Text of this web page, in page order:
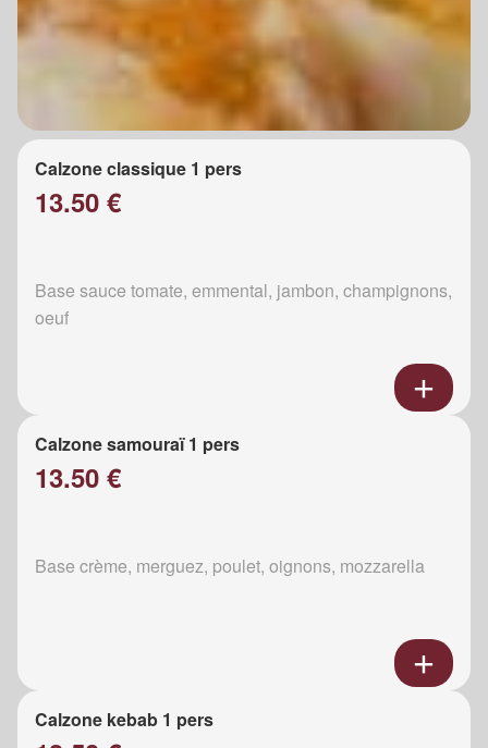
Calzone classique 1 pers
13.50 €
Base sauce tomate, emmental, jambon, champignons,
oeuf
Calzone samouraï 1 pers
13.50 €
Base crème, merguez, poulet, oignons, mozzarella
Calzone kebab 1 pers